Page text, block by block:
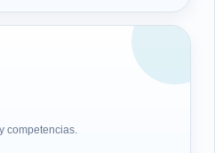
competencias.